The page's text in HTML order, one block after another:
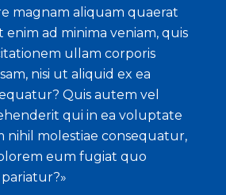
magnam aliquam quaerat
ad minima veniam, quis
ullam corporis
nisi ut aliquid ex ea
Quis autem vel
qui in ea voluptate
nihil molestiae consequatur,
eum fugiat quo